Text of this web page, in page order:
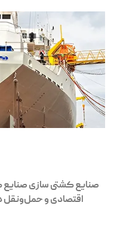
صنایع کشتی سازی
اقتصادی و حمل‌ونقل